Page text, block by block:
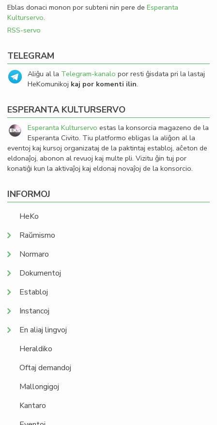
Eblas donaci monon por subteni nin pere de Esperanta
Kulturservo.
RSS-servo
TELEGRAM
Aliĝu al la Telegram-kanalo por resti ĝisdata pri la lastaj
HeKomunikoj kaj por komenti ilin.
ESPERANTA KULTURSERVO
Esperanta Kulturservo estas la konsorcia magazeno de la
Esperanta Civito. Tiu platformo ebligas la aliĝon al la
eventoj kaj kursoj organizataj de la paktintaj establoj, aĉeton de
eldonaĵoj, abonon al revuoj kaj multe pli. Vizitu ĝin tuj por
konatiĝi kun la aktivaĵoj kaj eldonaj novaĵoj de la konsorcio.
INFORMOJ
HeKo
Raŭmismo
Normaro
Dokumentoj
Establoj
Instancoj
En aliaj lingvoj
Heraldiko
Oftaj demandoj
Mallongigoj
Kantaro